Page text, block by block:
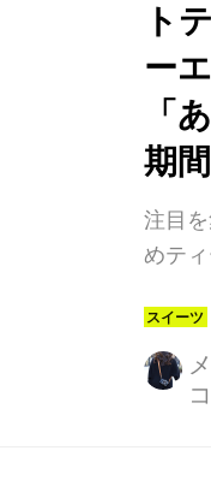
ト
ー
「
期
注目
めティ